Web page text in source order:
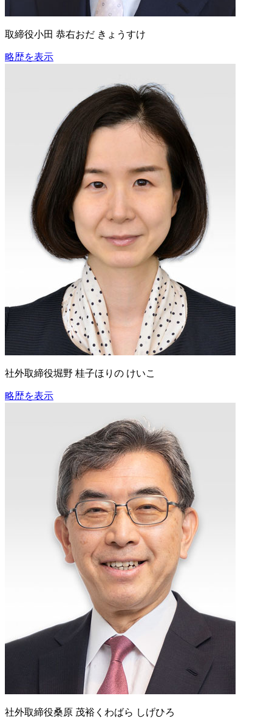
取締役小田 恭右おだ きょうすけ
略歴を表示
社外取締役堀野 桂子ほりの けいこ
略歴を表示
社外取締役桑原 茂裕 くわばら しげひろ